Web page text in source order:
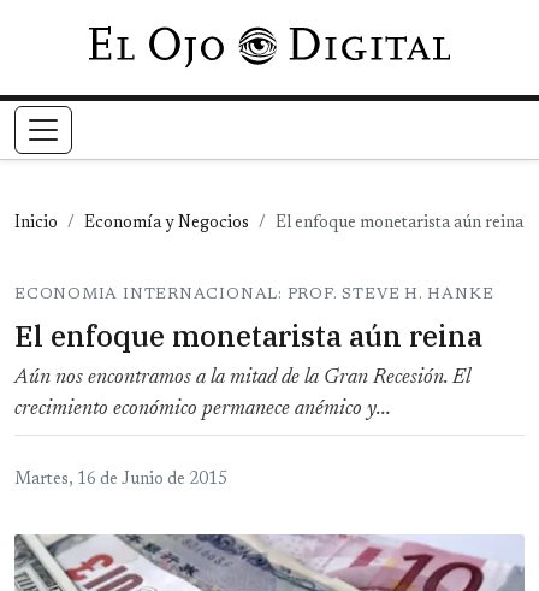
Pasar al contenido principal
Inicio Economía y Negocios El enfoque monetarista aún reina
ECONOMIA INTERNACIONAL: PROF. STEVE H. HANKE
El enfoque monetarista aún reina
Aún nos encontramos a la mitad de la Gran Recesión. El
crecimiento económico permanece anémico y...
Martes, 16 de Junio de 2015